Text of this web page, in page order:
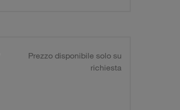
Prezzo disponibile solo su
richiesta